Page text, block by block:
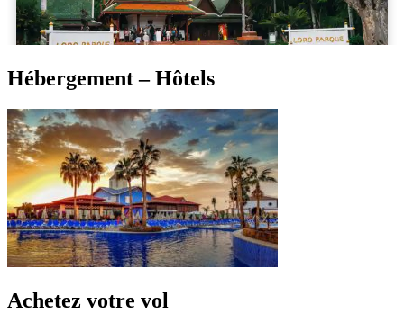
Hébergement – Hôtels
Achetez votre vol